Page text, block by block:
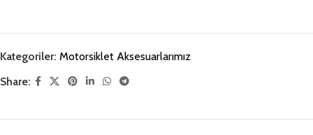
Kategoriler: Motorsiklet Aksesuarlarımız
Share: